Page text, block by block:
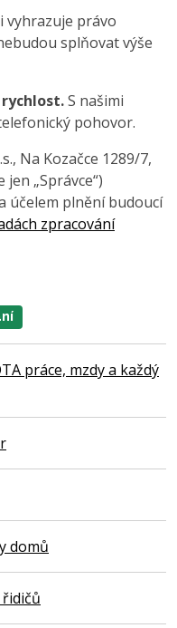
vyhrazuje právo
splňovat výše
S našimi
pohovor.
Na Kozačce 1289/7,
„Správce“)
účelem plnění budoucí
zpracování
práce, mzdy a každý
domů